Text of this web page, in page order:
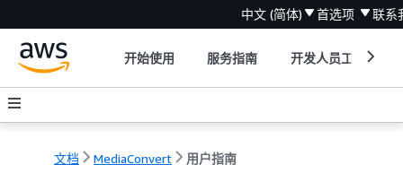
中文 (简体) 首选项 联系
开始使用 服务指南 开发人员工具
文档 MediaConvert 用户指南